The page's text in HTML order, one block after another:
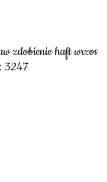
zdobienie haft wrzos
3247